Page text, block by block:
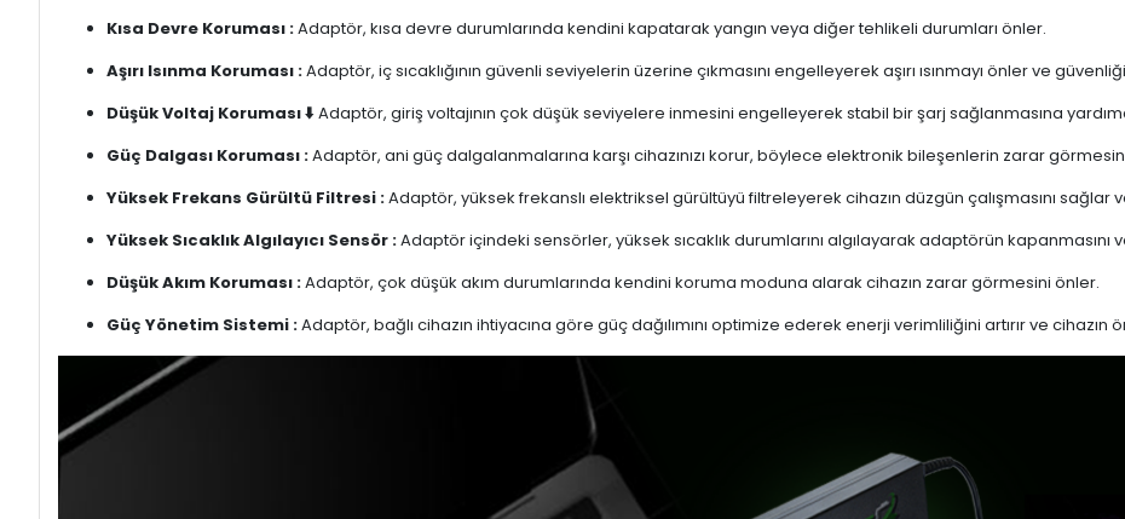
Kısa Devre Koruması :Adaptör, kısa devre durumlarında kendini kapatarak yangın veya diğer tehlikeli durumları önler.
Aşırı Isınma Koruması :Adaptör, iç sıcaklığının güvenli seviyelerin üzerine çıkmasını engelleyerek aşırı ısınmayı önler ve güvenliği
Düşük Voltaj Koruması ⬇️Adaptör, giriş voltajının çok düşük seviyelere inmesini engelleyerek stabil bir şarj sağlanmasına
Güç Dalgası Koruması :Adaptör, ani güç dalgalanmalarına karşı cihazınızı korur, böylece elektronik bileşenlerin zarar
Yüksek Frekans Gürültü Filtresi :Adaptör, yüksek frekanslı elektriksel gürültüyü filtreleyerek cihazın düzgün çalışmasını sağlar
Yüksek Sıcaklık Algılayıcı Sensör :Adaptör içindeki sensörler, yüksek sıcaklık durumlarını algılayarak adaptörün kapanmasını
Düşük Akım Koruması :Adaptör, çok düşük akım durumlarında kendini koruma moduna alarak cihazın zarar görmesini önler.
Güç Yönetim Sistemi :Adaptör, bağlı cihazın ihtiyacına göre güç dağılımını optimize ederek enerji verimliliğini artırır ve cihazın